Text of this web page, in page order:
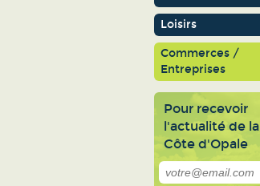
Loisirs
Commerces /
Entreprises
Pour recevoir
l'actualité de la
Côte d'Opale